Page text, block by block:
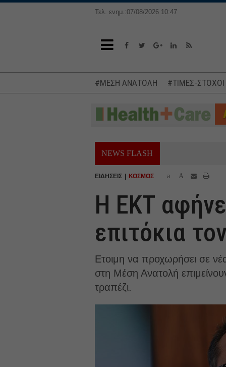
Τελ. ενημ.:07/08/2026 10:47
#ΜΕΣΗ ΑΝΑΤΟΛΗ #ΤΙΜΕΣ-
NEWS FLASH
ΕΙΔΗΣΕΙΣ ΚΟΣΜΟΣ a A
Η ΕΚΤ
επιτόκια
Eτοιμη να προχωρήσει σε
στη Μέση Ανατολή
τραπέζι.